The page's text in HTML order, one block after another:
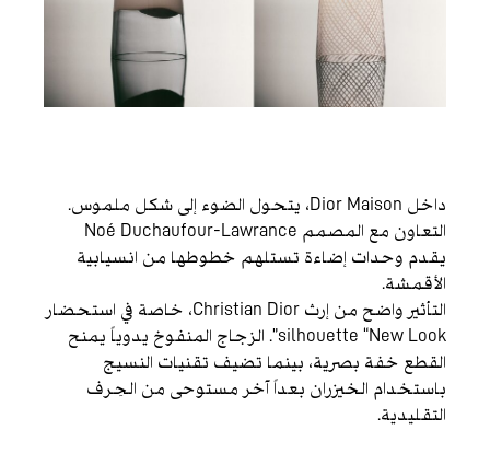
داخل Dior Maison، يتحول الضوء إلى شكل ملموس.
التعاون مع المصمم Noé Duchaufour-Lawrance
يقدم وحدات إضاءة تستلهم خطوطها من انسيابية
الأقمشة.
التأثير واضح من إرث Christian Dior، خاصة في استحضار
silhouette “New Look”. الزجاج المنفوخ يدوياً يمنح
القطع خفة بصرية، بينما تضيف تقنيات النسيج
باستخدام الخيزران بعداً آخر مستوحى من الحِرف
التقليدية.